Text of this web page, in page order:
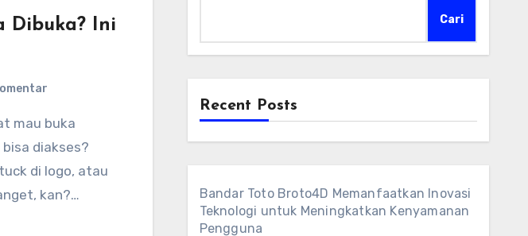
Dibuka? Ini
diakses?
di logo, atau
kan?…
Cari
Recent Posts
Bandar Toto Broto4D Memanfaatkan Inovasi
Teknologi untuk Meningkatkan Kenyamanan
Pengguna